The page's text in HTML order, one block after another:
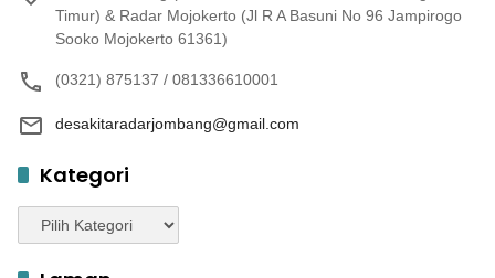
Timur) & Radar Mojokerto (Jl R A Basuni No 96 Jampirogo
Sooko Mojokerto 61361)
(0321) 875137 / 081336610001
desakitaradarjombang@gmail.com
Kategori
Kategori